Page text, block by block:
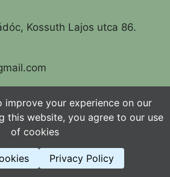
Kossuth Lajos utca 86.
Kossuth Lajos Általános Iskola
GeneratePress
improve your experience on our
this website, you agree to our use
of cookies
Privacy Policy